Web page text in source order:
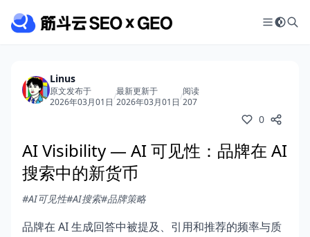
Linus
原文发布于
2026年03月01日/最新更新于
2026年03月01日/阅读
207
0
AI Visibility — AI 可见性：品牌在 AI
搜索中的新货币
#AI可见性#AI搜索#品牌策略
品牌在 AI 生成回答中被提及、引用和推荐的频率与质